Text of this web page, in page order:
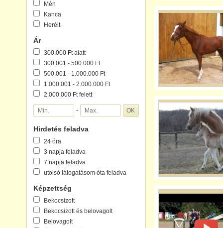
Mén
Kanca
Herélt
Ár
300.000 Ft alatt
300.001 - 500.000 Ft
500.001 - 1.000.000 Ft
1.000.001 - 2.000.000 Ft
2.000.000 Ft felett
-
Hirdetés feladva
24 óra
3 napja feladva
7 napja feladva
utolsó látogatásom óta feladva
Képzettség
Bekocsizott
Bekocsizott és belovagolt
Belovagolt